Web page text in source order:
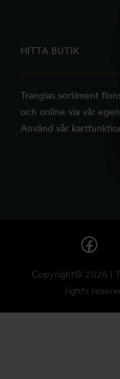
HITTA BUTIK
Trangias sortiment
och online via vår
Använd vår
Copyright© 2026 |
rights